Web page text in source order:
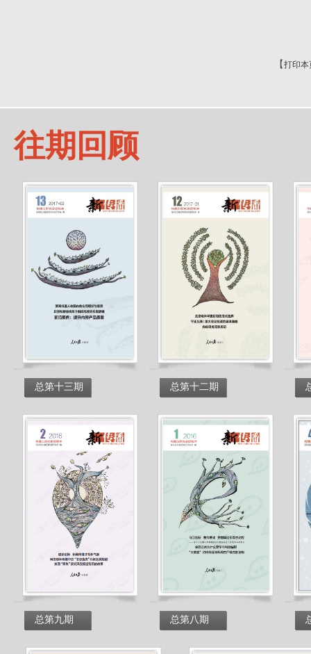
【 打印本
往期回顾
总第十三期 总第十二期
总第九期 总第八期